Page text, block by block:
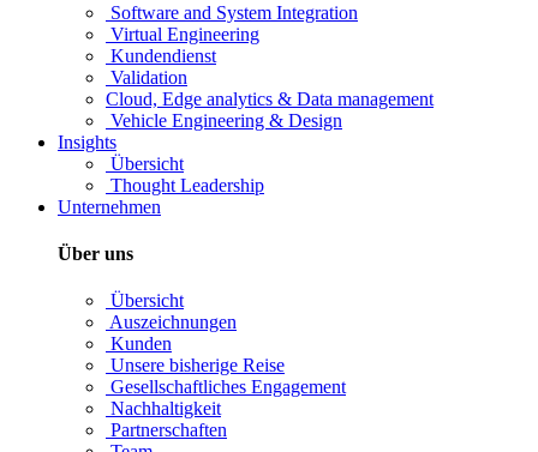
Software and System Integration
Virtual Engineering
Kundendienst
Validation
Cloud, Edge analytics & Data management
Vehicle Engineering & Design
Insights
Übersicht
Thought Leadership
Unternehmen
Über uns
Übersicht
Auszeichnungen
Kunden
Unsere bisherige Reise
Gesellschaftliches Engagement
Nachhaltigkeit
Partnerschaften